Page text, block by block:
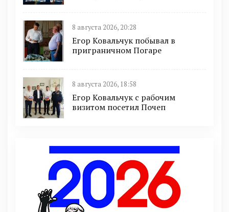
8 августа 2026, 20:28
Егор Ковальчук побывал в
приграничном Погаре
8 августа 2026, 18:58
Егор Ковальчук с рабочим
визитом посетил Почеп